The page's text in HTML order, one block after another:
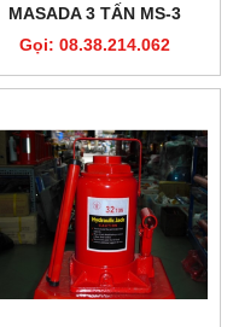
MASADA 3 TẤN MS-3
Gọi: 08.38.214.062